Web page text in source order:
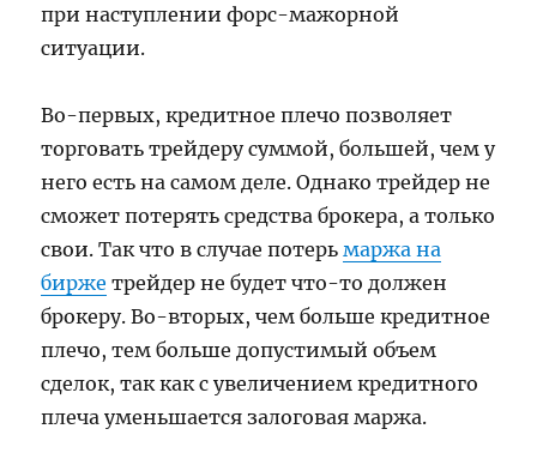
при наступлении форс-мажорной
ситуации.
Во-первых, кредитное плечо позволяет
торговать трейдеру суммой, большей, чем у
него есть на самом деле. Однако трейдер не
сможет потерять средства брокера, а только
свои. Так что в случае потерь маржа на
бирже трейдер не будет что-то должен
брокеру. Во-вторых, чем больше кредитное
плечо, тем больше допустимый объем
сделок, так как с увеличением кредитного
плеча уменьшается залоговая маржа.